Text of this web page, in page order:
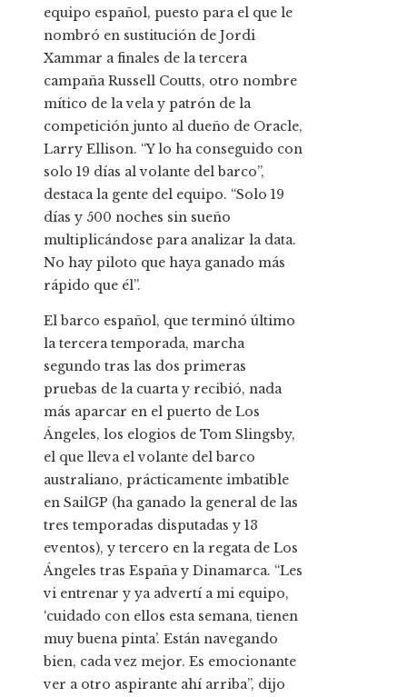
equipo español, puesto para el que le
nombró en sustitución de Jordi
Xammar a finales de la tercera
campaña Russell Coutts, otro nombre
mítico de la vela y patrón de la
competición junto al dueño de Oracle,
Larry Ellison. “Y lo ha conseguido con
solo 19 días al volante del barco”,
destaca la gente del equipo. “Solo 19
días y 500 noches sin sueño
multiplicándose para analizar la data.
No hay piloto que haya ganado más
rápido que él”.
El barco español, que terminó último
la tercera temporada, marcha
segundo tras las dos primeras
pruebas de la cuarta y recibió, nada
más aparcar en el puerto de Los
Ángeles, los elogios de Tom Slingsby,
el que lleva el volante del barco
australiano, prácticamente imbatible
en SailGP (ha ganado la general de las
tres temporadas disputadas y 13
eventos), y tercero en la regata de Los
Ángeles tras España y Dinamarca. “Les
vi entrenar y ya advertí a mi equipo,
‘cuidado con ellos esta semana, tienen
muy buena pinta’. Están navegando
bien, cada vez mejor. Es emocionante
ver a otro aspirante ahí arriba”, dijo